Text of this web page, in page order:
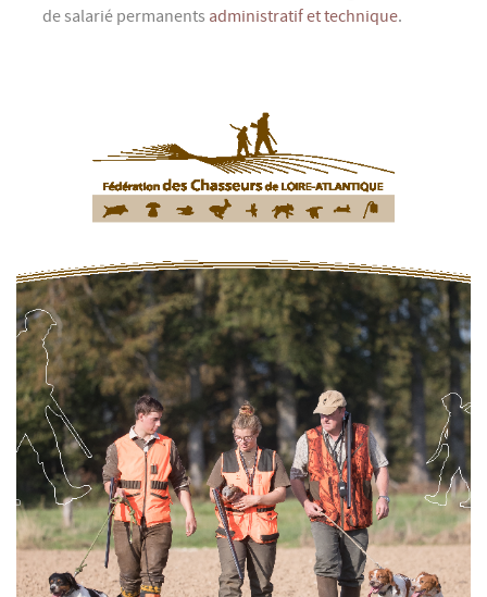
de salarié permanents administratif et technique.